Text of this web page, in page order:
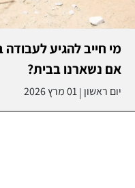
מי חייב להגיע
אם נשארנו בבית?
יום ראשון |01 מרץ 2026